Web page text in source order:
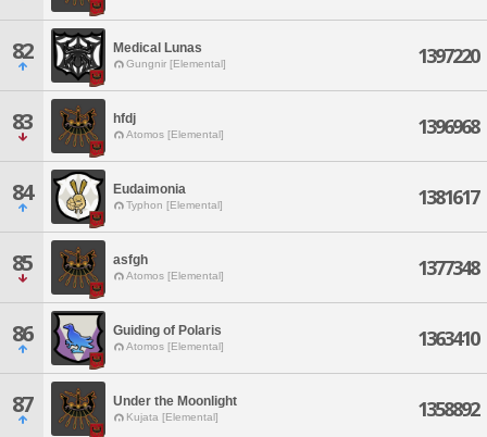
82 Medical Lunas
Gungnir [Elemental] 1397220
83 hfdj
Atomos [Elemental] 1396968
84 Eudaimonia
Typhon [Elemental] 1381617
85 asfgh
Atomos [Elemental] 1377348
86 Guiding of Polaris
Atomos [Elemental] 1363410
87 Under the Moonlight
Kujata [Elemental] 1358892